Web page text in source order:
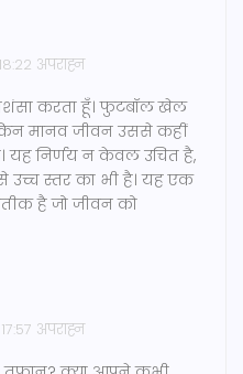
अपराह्न
करता हूँ। फुटबॉल खेल
मानव जीवन उससे कहीं
यह निर्णय न केवल उचित है,
स्तर का भी है। यह एक
है जो जीवन को
अपराह्न